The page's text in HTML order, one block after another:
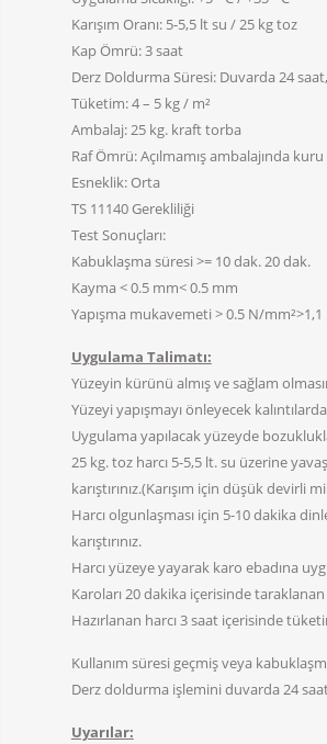
Karışım Oranı: 5-5,5 lt su / 25 kg toz
Kap Ömrü: 3 saat
Derz Doldurma Süresi: Duvarda 24
Tüketim: 4 – 5 kg / m²
Ambalaj: 25 kg. kraft torba
Raf Ömrü: Açılmamış ambalajında
Esneklik: Orta
TS 11140 Gerekliliği
Test Sonuçları:
Kabuklaşma süresi >= 10 dak. 20 dak.
Kayma < 0.5 mm< 0.5 mm
Yapışma mukavemeti > 0.5 N/
Uygulama Talimatı:
Yüzeyin kürünü almış ve sağlam
Yüzeyi yapışmayı önleyecek
Uygulama yapılacak yüzeyde
25 kg. toz harcı 5-5,5 lt. su üzerine
karıştırınız.(Karışım için düşük devirli
Harcı olgunlaşması için 5-10 dakika
karıştırınız.
Harcı yüzeye yayarak karo ebadına
Karoları 20 dakika içerisinde taraklanan
Hazırlanan harcı 3 saat içerisinde
Kullanım süresi geçmiş veya
Derz doldurma işlemini duvarda 24
Uyarılar: